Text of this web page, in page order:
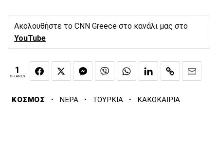
Ακολουθήστε το CNN Greece στο κανάλι μας στο
YouTube
1
SHARES
ΚΟΣΜΟΣ · ΝΕΡΑ · ΤΟΥΡΚΙΑ · ΚΑΚΟΚΑΙΡΙΑ